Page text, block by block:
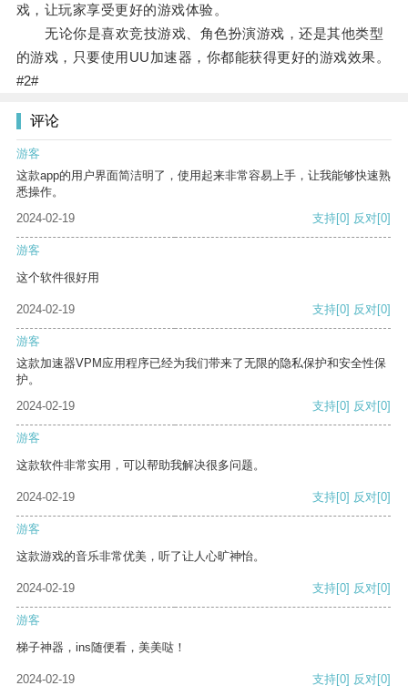
戏，让玩家享受更好的游戏体验。
无论你是喜欢竞技游戏、角色扮演游戏，还是其他类型
的游戏，只要使用UU加速器，你都能获得更好的游戏效果。
#2#
评论
游客
这款app的用户界面简洁明了，使用起来非常容易上手，让我能够快速熟
悉操作。
2024-02-19
支持[0] 反对[0]
游客
这个软件很好用
2024-02-19 支持[0] 反对[0]
游客
这款加速器VPM应用程序已经为我们带来了无限的隐私保护和安全性保
护。
2024-02-19
支持[0] 反对[0]
游客
这款软件非常实用，可以帮助我解决很多问题。
2024-02-19 支持[0] 反对[0]
游客
这款游戏的音乐非常优美，听了让人心旷神怡。
2024-02-19 支持[0] 反对[0]
游客
梯子神器，ins随便看，美美哒！
2024-02-19 支持[0] 反对[0]